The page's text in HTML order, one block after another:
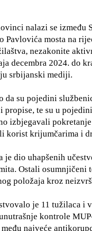
nalazi se između
Pavlovića mosta na
nezakonite
decembra 2024. do
srbijanski mediji.
da su pojedini
propise, te su u
izbjegavali
korist krijumčarima i
je dio uhapšenih
Ostali osumnjičeni
položaja kroz
je 11 tužilaca i
kontrole
najveće